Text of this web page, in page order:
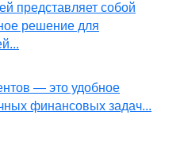
представляет собой
решение для
— это удобное
финансовых задач...